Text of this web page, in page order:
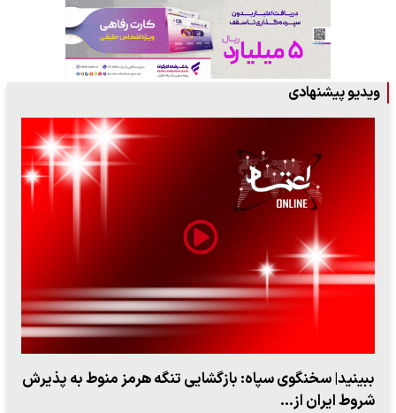
ویدیو پیشنهادی
ببینید| سخنگوی سپاه: بازگشایی تنگه هرمز منوط به پذیرش
شروط ایران از…